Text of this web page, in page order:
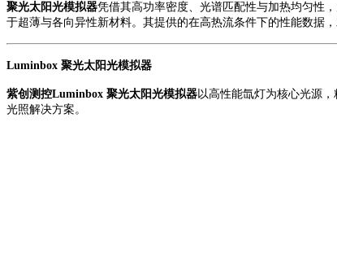
聚光太阳光模拟器凭借其高功率密度、光谱匹配性与加热均匀性
于超薄与各向异性新材料。其提供的在高热流条件下的性能数据
Luminbox 聚光太阳光模拟器
紫创测控Luminbox 聚光太阳光模拟器以高性能氙灯为核心光源，
光照解决方案。